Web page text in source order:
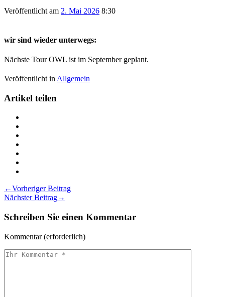
Veröffentlicht am 2. Mai 2026 8:30
wir sind wieder unterwegs:
Nächste Tour OWL ist im September geplant.
Veröffentlicht in Allgemein
Artikel teilen
Email
Beitragsnavigation
←Vorheriger Beitrag
Nächster Beitrag→
Schreiben Sie einen Kommentar
Kommentar (erforderlich)